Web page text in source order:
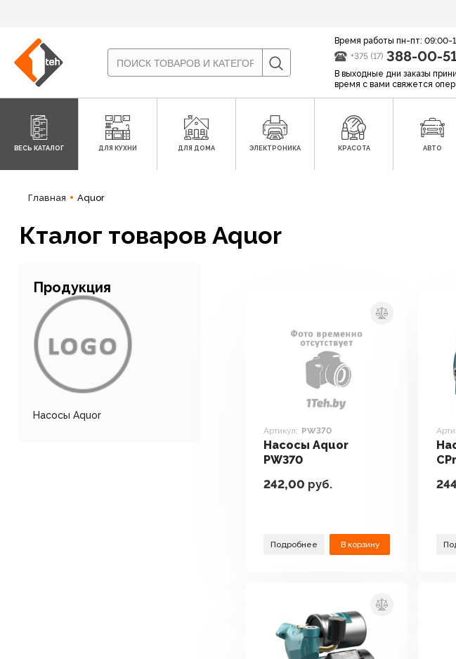
Время работы пн-пт: 09:00-
+375 (17) 388-00-
В выходные дни заказы
время с вами свяжется
ВЕСЬ КАТАЛОГ ДЛЯ КУХНИ ДЛЯ ДОМА ЭЛЕКТРОНИКА КРАСОТА АВТО
Главная Aquor
Кталог товаров Aquor
Продукция
Насосы Aquor
Артикул: PW370
Насосы Aquor
PW370
242,00 руб.
Подробнее В корзину